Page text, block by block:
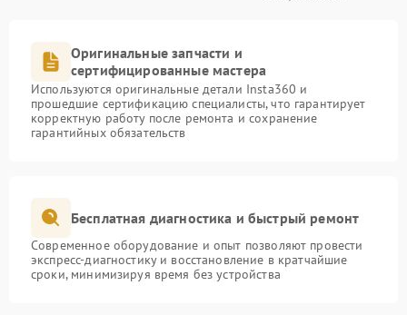
Оригинальные запчасти и
сертифицированные мастера
Используются оригинальные детали Insta360 и
прошедшие сертификацию специалисты, что гарантирует
корректную работу после ремонта и сохранение
гарантийных обязательств
Бесплатная диагностика и быстрый ремонт
Современное оборудование и опыт позволяют провести
экспресс-диагностику и восстановление в кратчайшие
сроки, минимизируя время без устройства